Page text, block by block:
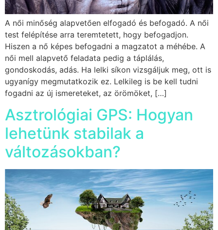
A női minőség alapvetően elfogadó és befogadó. A női
test felépítése arra teremtetett, hogy befogadjon.
Hiszen a nő képes befogadni a magzatot a méhébe. A
női mell alapvető feladata pedig a táplálás,
gondoskodás, adás. Ha lelki síkon vizsgáljuk meg, ott is
ugyanígy megmutatkozik ez. Lelkileg is be kell tudni
fogadni az új ismereteket, az örömöket, […]
Asztrológiai GPS: Hogyan
lehetünk stabilak a
változásokban?